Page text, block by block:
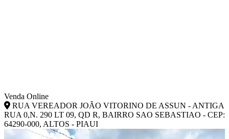
Venda Online
RUA VEREADOR JOÃO VITORINO DE ASSUN - ANTIGA
RUA 0,N. 290 LT 09, QD R, BAIRRO SAO SEBASTIAO - CEP:
64290-000, ALTOS - PIAUI